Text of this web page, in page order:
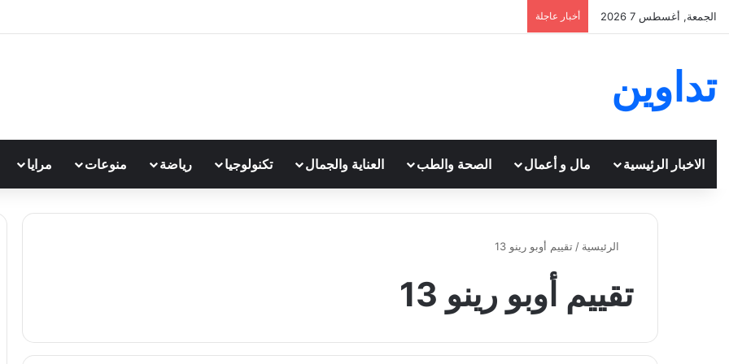
الجمعة, أغسطس 7 2026 أخبار عاجلة
تداوين
الاخبار الرئيسية مال و أعمال الصحة والطب العناية والجمال تكنولوجيا رياضة منوعات مرايا
الرئيسية / تقييم أوبو رينو 13
تقييم أوبو رينو 13